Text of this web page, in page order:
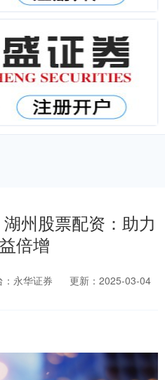
州股票配资：助力
倍增
：永华证券
更新：2025-03-04